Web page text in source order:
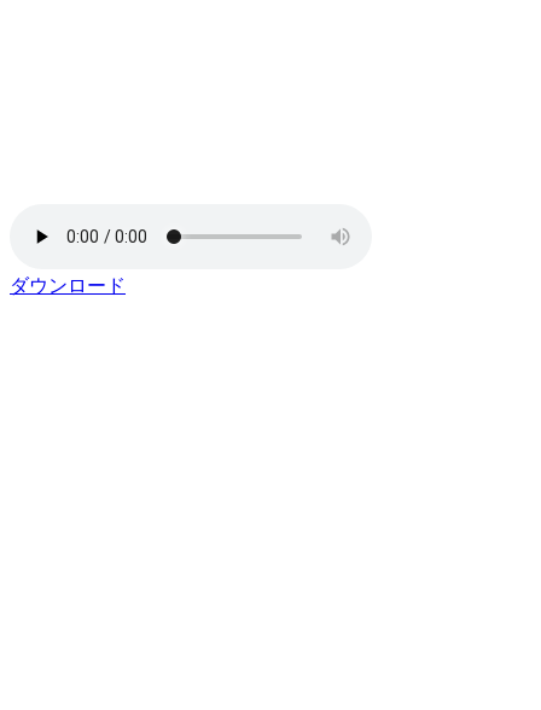
ダウンロード